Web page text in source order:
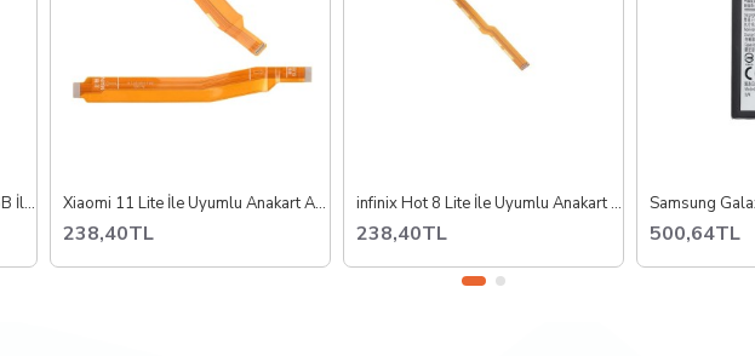
Samsung Galaxy S24 Plus S926B İle Uyumlu Arka Kamera Xiaomi 11 Lite İle Uyumlu Anakart Ara Film Flex İthal M2101K9G M2101K9C M2101K9R
238,40TL
infinix Hot 8 Lite İle Uyumlu Anakart Ara Film Flex İthal x650
238,40TL 500,64TL